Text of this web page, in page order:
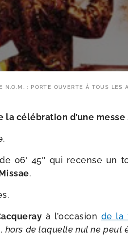
N.O.M. : PORTE OUVERTE À TOUS LES
la célé­bra­tion d’une messe
06′ 45″ qui recense un
.
à l’oc­ca­sion de la
hors de laquelle nul ne peut